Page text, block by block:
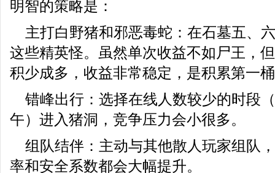
明智的策略是：
主打白野猪和邪恶毒蛇：在石墓五、
这些精英怪。虽然单次收益不如尸王，
积少成多，收益非常稳定，是积累第一
错峰出行：选择在线人数较少的时段
午）进入猪洞，竞争压力会小很多。
组队结伴：主动与其他散人玩家组队
率和安全系数都会大幅提升。